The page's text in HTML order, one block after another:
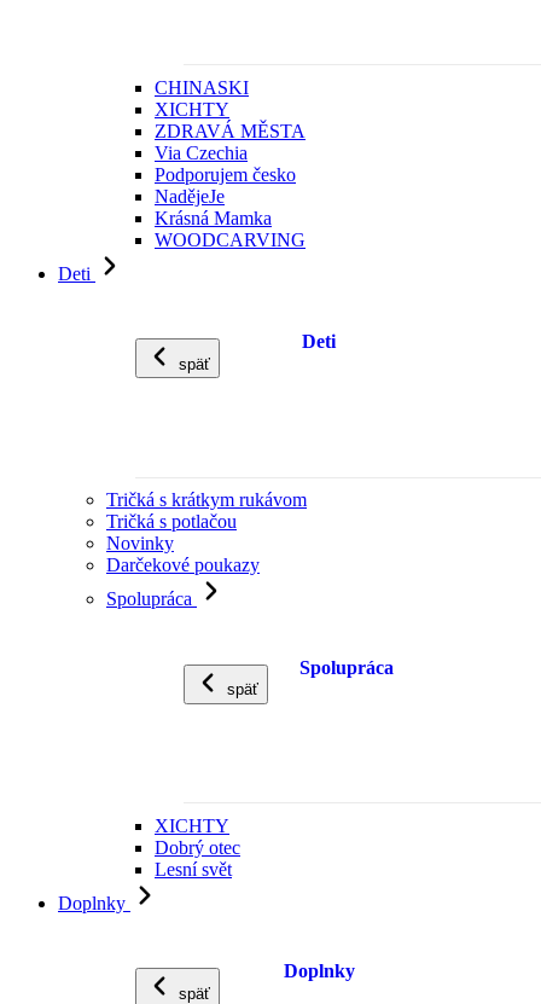
CHINASKI
XICHTY
ZDRAVÁ MĚSTA
Via Czechia
Podporujem česko
NadějeJe
Krásná Mamka
WOODCARVING
Deti
späť
Deti
Tričká s krátkym rukávom
Tričká s potlačou
Novinky
Darčekové poukazy
Spolupráca
späť
Spolupráca
XICHTY
Dobrý otec
Lesní svět
Doplnky
späť
Doplnky